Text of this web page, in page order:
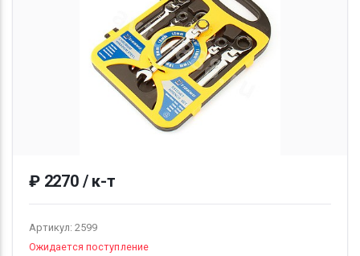
₽ 2270 / к-т
Артикул: 2599
Ожидается поступление